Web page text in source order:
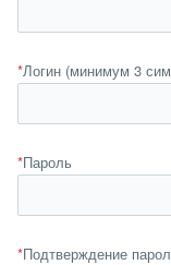
*Логин (минимум 3
*Пароль
*Подтверждение